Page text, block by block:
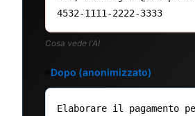
4532-1111-2222-3333
Cosa vede l'AI
Dopo (anonimizzato)
Elaborare il pagamento